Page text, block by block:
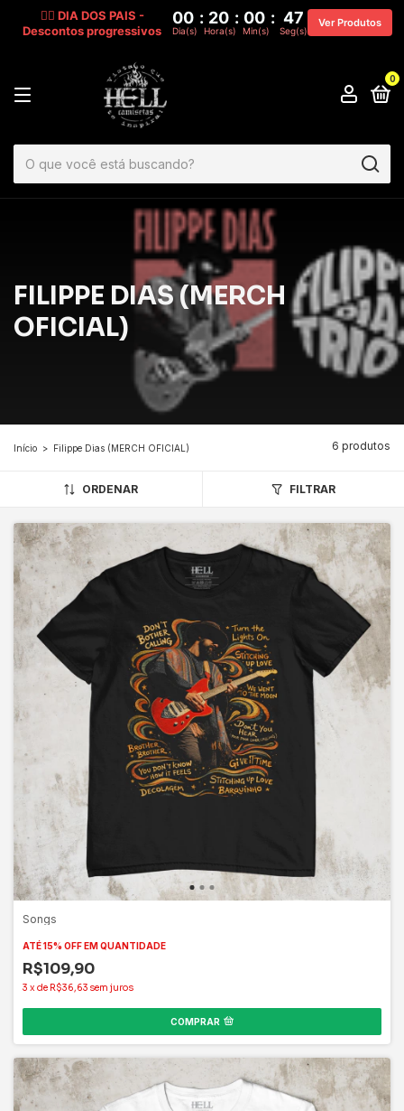
🧔‍♂️ DIA DOS PAIS -
Descontos progressivos
00 : 20 : 00 : 46
Dia(s) Hora(s) Min(s) Seg(s)
Ver Produtos
0
FILIPPE DIAS (MERCH
OFICIAL)
Início > Filippe Dias (MERCH OFICIAL) 6 produtos
ORDENAR FILTRAR
Songs
ATÉ 15% OFFEM QUANTIDADE
R$109,90
3 xde R$36,63 sem juros
COMPRAR